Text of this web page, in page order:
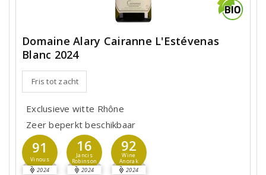
Domaine Alary Cairanne L'Estévenas
Blanc 2024
Fris tot zacht
Exclusieve witte Rhône
Zeer beperkt beschikbaar
91
Vinous
2024
16
Jancis
Robinson
2024
92
Wine
Anorak
2024